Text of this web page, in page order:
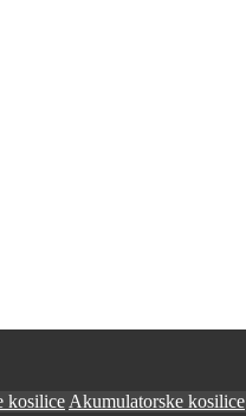
kosilice Akumulatorske kosilice